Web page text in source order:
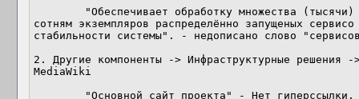
сотням экземпляров распределённо запущеных сервисо без
стабильности системы". - недописано слово
2. Другие компоненты -> Инфраструктурные решения -
MediaWiki